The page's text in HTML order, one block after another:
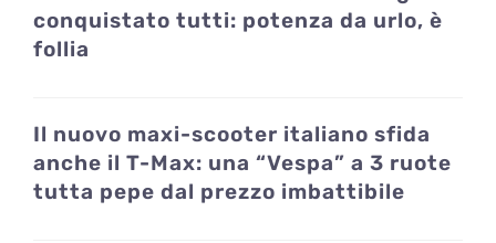
conquistato tutti: potenza da urlo, è
follia
Il nuovo maxi-scooter italiano sfida
anche il T-Max: una “Vespa” a 3 ruote
tutta pepe dal prezzo imbattibile